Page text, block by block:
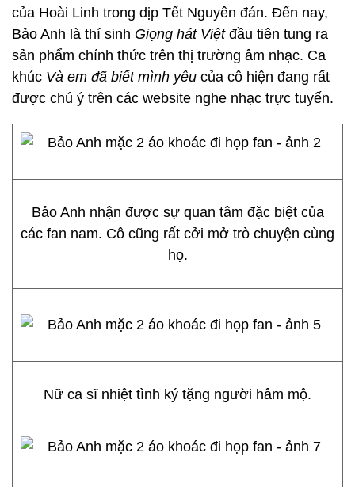
của Hoài Linh trong dịp Tết Nguyên đán. Đến nay,
Bảo Anh là thí sinh Giọng hát Việtđầu tiên tung ra
sản phẩm chính thức trên thị trường âm nhạc. Ca
khúc Và em đã biết mình yêu của cô hiện đang rất
được chú ý trên các website nghe nhạc trực tuyến.
Bảo Anh nhận được sự quan tâm đặc biệt của
các fan nam. Cô cũng rất cởi mở trò chuyện cùng
họ.
Nữ ca sĩ nhiệt tình ký tặng người hâm mộ.